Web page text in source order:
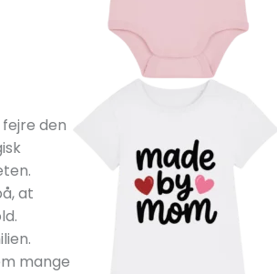
den
at
mange